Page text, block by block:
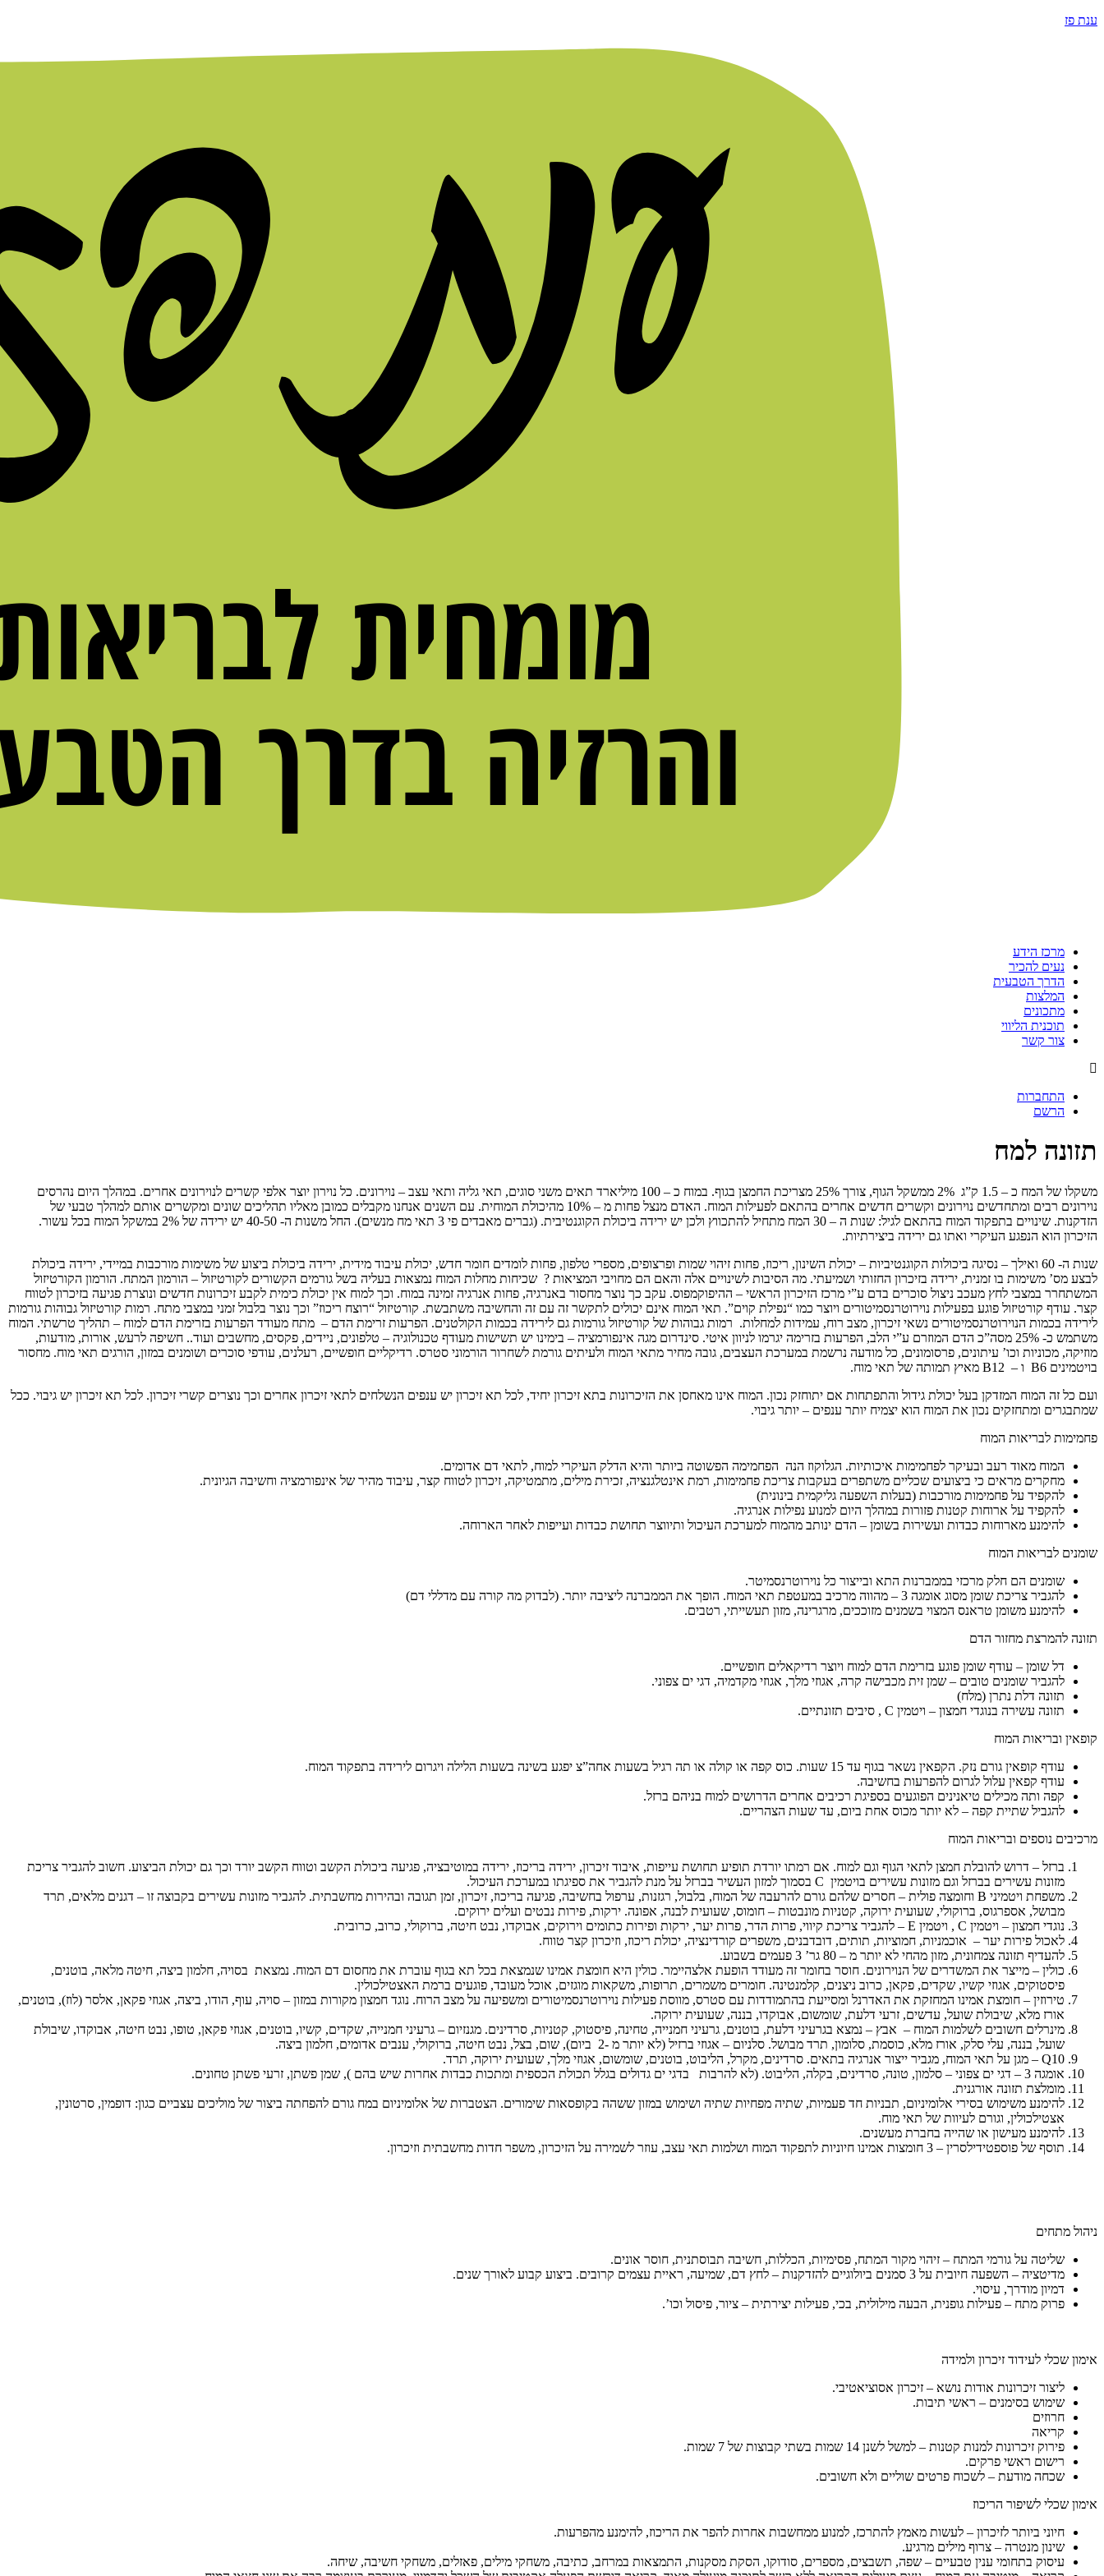
ענת פז
מרכז הידע
נעים להכיר
הדרך הטבעית
המלצות
מתכונים
תוכנית הליווי
צור קשר
התחברות
הרשם
תזונה למח
משקלו של המח כ – 1.5 ק”ג 2% ממשקל הגוף, צורך 25% מצריכת החמצן בגוף. במוח כ – 100 מיליארד תאים משני סוגים, תאי גליה ותאי עצב – נוירונים. כל נוירון יוצר אלפי קשרים לנוירונים אחרים. במהלך היום נהרסים
נוירונים רבים ומתחדשים נוירונים וקשרים חדשים אחרים בהתאם לפעילות המוח. האדם מנצל פחות מ – 10% מהיכולת המוחית. עם השנים אנחנו מקבלים כמובן מאליו תהליכים שונים ומקשרים אותם למהלך טבעי של
הזדקנות. שינויים בתפקוד המוח בהתאם לגיל: שנות ה – 30 המח מתחיל להתכווץ ולכן יש ירידה ביכולת הקוגנטיבית. (גברים מאבדים פי 3 תאי מח מנשים). החל משנות ה- 40-50 יש ירידה של 2% במשקל המוח בכל עשור.
הזיכרון הוא הנפגע העיקרי ואתו גם ירידה ביצירתיות.
שנות ה- 60 ואילך – נסיגה ביכולות הקוגנטיביות – יכולת השינון, ריכוז, פחות זיהוי שמות ופרצופים, מספרי טלפון, פחות לומדים חומר חדש, יכולת עיבוד מידית, ירידה ביכולת ביצוע של משימות מורכבות במיידי, ירידה ביכולת
לבצע מס’ משימות בו זמנית, ירידה בזיכרון החזותי ושמיעתי. מה הסיבות לשינויים אלה והאם הם מחויבי המציאות ? שכיחות מחלות המוח נמצאות בעליה בשל גורמים הקשורים לקורטיזול – הורמון המתח. הורמון הקורטיזול
המשתחרר במצבי לחץ מעכב ניצול סוכרים בדם ע”י מרכז הזיכרון הראשי – ההיפוקמפוס. עקב כך נוצר מחסור באנרגיה, פחות אנרגיה זמינה במוח. וכך למוח אין יכולת כימית לקבע זיכרונות חדשים ונוצרת פגיעה בזיכרון לטווח
קצר. עודף קורטיזול פוגע בפעילות נוירוטרנסמיטורים ויוצר כמו “נפילת קוים”. תאי המוח אינם יכולים לתקשר זה עם זה והחשיבה משתבשת. קורטיזול “רוצח ריכוז” וכך נוצר בלבול זמני במצבי מתח. רמות קורטיזול גבוהות גורמות
לירידה בכמות הנוירוטרנסמיטורים נשאי זיכרון, מצב רוח, עמידות למחלות. רמות גבוהות של קורטיזול גורמות גם לירידה בכמות הקולטנים. הפרעות זרימת הדם – מתח מעודד הפרעות בזרימת הדם למוח – תהליך טרשתי. המוח
משתמש כ- 25% מסה”כ הדם המוזרם ע”י הלב, הפרעות בזרימה יגרמו לניוון איטי. סינדרום מגה אינפורמציה – בימינו יש תשישות מעודף טכנולוגיה – טלפונים, ניידים, פקסים, מחשבים ועוד.. חשיפה לרעש, אורות, מודעות,
מוזיקה, מכוניות וכו’ עיתונים, פרסומונים, כל מודעה נרשמת במערכת העצבים, גובה מחיר מתאי המוח ולעיתים גורמת לשחרור הורמוני סטרס. רדיקליים חופשיים, רעלנים, עודפי סוכרים ושומנים במזון, הורגים תאי מוח. מחסור
בויטמינים B6 ו – B12 מאיץ תמותה של תאי מוח.
ועם כל זה המוח המזדקן בעל יכולת גידול והתפתחות אם יתוחזק נכון. המוח אינו מאחסן את הזיכרונות בתא זיכרון יחיד, לכל תא זיכרון יש ענפים הנשלחים לתאי זיכרון אחרים וכך נוצרים קשרי זיכרון. לכל תא זיכרון יש גיבוי. ככל
שמתבגרים ומתחזקים נכון את המוח הוא יצמיח יותר ענפים – יותר גיבוי.
פחמימות לבריאות המוח
המוח מאוד רעב ובעיקר לפחמימות איכותיות. הגלוקוז הנה הפחמימה הפשוטה ביותר והיא הדלק העיקרי למוח, לתאי דם אדומים.
מחקרים מראים כי ביצועים שכליים משתפרים בעקבות צריכת פחמימות, רמת אינטלגנציה, זכירת מילים, מתמטיקה, זיכרון לטווח קצר, עיבוד מהיר של אינפורמציה וחשיבה הגיונית.
להקפיד על פחמימות מורכבות (בעלות השפעה גליקמית בינונית)
להקפיד על ארוחות קטנות פזורות במהלך היום למנוע נפילות אנרגיה.
להימנע מארוחות כבדות ועשירות בשומן – הדם ינותב מהמוח למערכת העיכול ותיווצר תחושת כבדות ועייפות לאחר הארוחה.
שומנים לבריאות המוח
שומנים הם חלק מרכזי בממברנות התא ובייצור כל נוירוטרנסמיטר.
להגביר צריכת שומן מסוג אומגה 3 – מהווה מרכיב במעטפת תאי המוח. הופך את הממברנה ליציבה יותר. (לבדוק מה קורה עם מדללי דם)
להימנע משומן טראנס המצוי בשמנים מזוככים, מרגרינה, מזון תעשייתי, רטבים.
תזונה להמרצת מחזור הדם
דל שומן – עודף שומן פוגע בזרימת הדם למוח ויוצר רדיקאלים חופשיים.
להגביר שומנים טובים – שמן זית מכבישה קרה, אגוזי מלך, אגוזי מקדמיה, דגי ים צפוני.
תזונה דלת נתרן (מלח)
תזונה עשירה בנוגדי חמצון – ויטמין C , סיבים תזונתיים.
קופאין ובריאות המוח
עודף קופאין גורם נזק. הקפאין נשאר בגוף עד 15 שעות. כוס קפה או קולה או תה רגיל בשעות אחה”צ יפגע בשינה בשעות הלילה ויגרום לירידה בתפקוד המוח.
עודף קפאין עלול לגרום להפרעות בחשיבה.
קפה ותה מכילים טיאנינים הפוגעים בספיגת רכיבים אחרים הדרושים למוח בניהם ברזל.
להגביל שתיית קפה – לא יותר מכוס אחת ביום, עד שעות הצהריים.
מרכיבים נוספים ובריאות המוח
ברזל – דרוש להובלת חמצן לתאי הגוף וגם למוח. אם רמתו יורדת תופיע תחושת עייפות, איבוד זיכרון, ירידה בריכוז, ירידה במוטיבציה, פגיעה ביכולת הקשב וטווח הקשב יורד וכך גם יכולת הביצוע. חשוב להגביר צריכת
מזונות עשירים בברזל וגם מזונות עשירים בויטמין C בסמוך למזון העשיר בברזל על מנת להגביר את ספיגתו במערכת העיכול.
משפחת ויטמיני B וחומצה פולית – חסרים שלהם גורם להרעבה של המוח, בלבול, רגזנות, ערפול בחשיבה, פגיעה בריכוז, זיכרון, זמן תגובה ובהירות מחשבתית. להגביר מזונות עשירים בקבוצה זו – דגנים מלאים, תרד
מבושל, אספרגוס, ברוקולי, שעועית ירוקה, קטניות מונבטות – חומוס, שעועית לבנה, אפונה. ירקות, פירות נבטים ועלים ירוקים.
נוגדי חמצון – ויטמין C , ויטמין E – להגביר צריכת קיווי, פרות הדר, פרות יער, ירקות ופירות כתומים וירוקים, אבוקדו, נבט חיטה, ברוקולי, כרוב, כרובית.
לאכול פירות יער – אוכמניות, חמוציות, תותים, דובדבנים, משפרים קורדינציה, יכולת ריכוז, וזיכרון קצר טווח.
להעדיף תזונה צמחונית, מזון מהחי לא יותר מ – 80 גר’ 3 פעמים בשבוע.
כולין – מייצר את המשדרים של הנוירונים. חוסר בחומר זה מעודד הופעת אלצהיימר. כולין היא חומצת אמינו שנמצאת בכל תא בגוף עוברת את מחסום דם המוח. נמצאת בסויה, חלמון ביצה, חיטה מלאה, בוטנים,
פיסטוקים, אגוזי קשיו, שקדים, פקאן, כרוב ניצנים, קלמנטינה. חומרים משמרים, תרופות, משקאות מוגזים, אוכל מעובד, פוגעים ברמת האצטילכולין.
טירוזין – חומצת אמינו המחזקת את האדרנל ומסייעת בהתמודדות עם סטרס, מווסת פעילות נוירוטרנסמיטורים ומשפיעה על מצב הרוח. נוגד חמצון מקורות במזון – סויה, עוף, הודו, ביצה, אגוזי פקאן, אלסר (לוז), בוטנים,
אורז מלא, שיבולת שועל, עדשים, זרעי דלעת, שומשום, אבוקדו, בננה, שעועית ירוקה.
מינרלים חשובים לשלמות המוח – אבץ – נמצא בגרעיני דלעת, בוטנים, גרעיני חמנייה, טחינה, פיסטוק, קטניות, סרדינים. מגנזיום – גרעיני חמנייה, שקדים, קשיו, בוטנים, אגוזי פקאן, טופו, נבט חיטה, אבוקדו, שיבולת
שועל, בננה, עלי סלק, אורז מלא, כוסמת, סלומון, תרד מבושל. סלניום – אגוזי ברזיל (לא יותר מ -2 ביום), שום, בצל, נבט חיטה, ברוקולי, ענבים אדומים, חלמון ביצה.
Q10 – מגן על תאי המוח, מגביר ייצור אנרגיה בתאים. סרדינים, מקרל, הליבוט, בוטנים, שומשום, אגוזי מלך, שעועית ירוקה, תרד.
אומגה 3 – דגי ים צפוני – סלמון, טונה, סרדינים, בקלה, הליבוט. (לא להרבות בדגי ים גדולים בגלל תכולת הכספית ומתכות כבדות אחרות שיש בהם ), שמן פשתן, זרעי פשתן טחונים.
מומלצת תזונה אורגנית.
להימנע משימוש בסירי אלומיניום, תבניות חד פעמיות, שתיה מפחיות שתיה ושימוש במזון ששהה בקופסאות שימורים. הצטברות של אלומיניום במח גורם להפחתה ביצור של מוליכים עצביים כגון: דופמין, סרטונין,
אצטילכולין, וגורם לעיוות של תאי מוח.
להימנע מעישון או שהייה בחברת מעשנים.
תוסף של פוספטידילסרין – 3 חומצות אמינו חיוניות לתפקוד המוח ושלמות תאי עצב, עוזר לשמירה על הזיכרון, משפר חדות מחשבתית וזיכרון.
ניהול מתחים
שליטה על גורמי המתח – זיהוי מקור המתח, פסימיות, הכללות, חשיבה תבוסתנית, חוסר אונים.
מדיטציה – השפעה חיובית על 3 סמנים ביולוגיים להזדקנות – לחץ דם, שמיעה, ראיית עצמים קרובים. ביצוע קבוע לאורך שנים.
דמיון מודרך, עיסוי.
פרוק מתח – פעילות גופנית, הבעה מילולית, בכי, פעילות יצירתית – ציור, פיסול וכו’.
אימון שכלי לעידוד זיכרון ולמידה
ליצור זיכרונות אודות נושא – זיכרון אסוציאטיבי.
שימוש בסימנים – ראשי תיבות.
חרוזים
קריאה
פירוק זיכרונות למנות קטנות – למשל לשנן 14 שמות בשתי קבוצות של 7 שמות.
רישום ראשי פרקים.
שכחה מודעת – לשכוח פרטים שוליים ולא חשובים.
אימון שכלי לשיפור הריכוז
חיוני ביותר לזיכרון – לעשות מאמץ להתרכז, למנוע ממחשבות אחרות להפר את הריכוז, להימנע מהפרעות.
שינון מנטרה – צרוף מילים מרגיע.
עיסוק בתחומי ענין טבעיים – שפה, תשבצים, מספרים, סודוקו, הסקת מסקנות, התמצאות במרחב, כתיבה, משחקי מילים, פאזלים, משחקי חשיבה, שיחה.